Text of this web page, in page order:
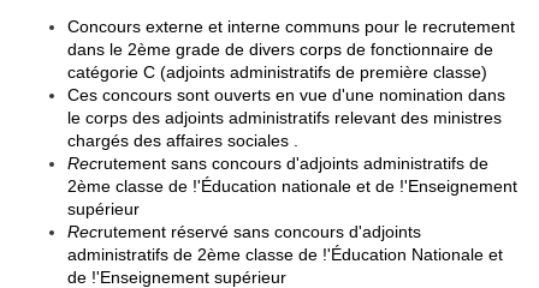
Concours externe et interne communs pour le recrutement
dans le 2ème grade de divers corps de fonctionnaire de
catégorie C (adjoints administratifs de première classe)
Ces concours sont ouverts en vue d'une nomination dans
le corps des adjoints administratifs relevant des ministres
chargés des affaires sociales .
Recrutement sans concours d'adjoints administratifs de
2ème classe de !'Éducation nationale et de !'Enseignement
supérieur
Recrutement réservé sans concours d'adjoints
administratifs de 2ème classe de !'Éducation Nationale et
de !'Enseignement supérieur